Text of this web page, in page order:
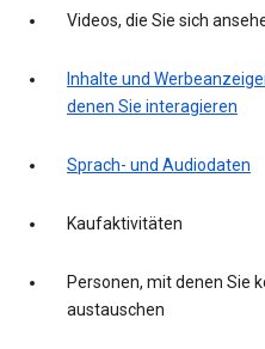
Videos, die Sie sich
Inhalte und
denen Sie interagieren
Sprach- und Audiodaten
Kaufaktivitäten
Personen, mit denen Sie
austauschen